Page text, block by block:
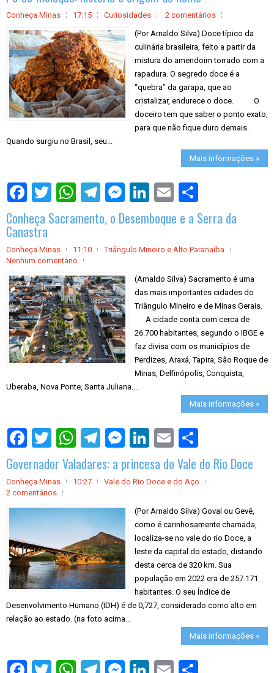
e
Conheça Minas 17:15 Curiosidades
2 comentários
(Por Arnaldo Silva) Doce típico da
culinária brasileira, feito a partir da
mistura do amendoim torrado com a
rapadura. O segredo doce é a
“quebra” da garapa, que ao
cristalizar, endurece o doce. O
doceiro tem que saber o ponto exato,
para que não fique duro demais.
Quando surgiu no Brasil, seu...
Mais informações »
r
e
Conheça Sacramento, o Desemboque e a Serra da
Canastra
Conheça Minas 11:10
Triângulo Mineiro e Alto Paranaíba
Nenhum comentário
(Arnaldo Silva) Sacramento é uma
das mais importantes cidades do
Triângulo Mineiro e de Minas Gerais.
A cidade conta com cerca de
26.700 habitantes, segundo o IBGE e
faz divisa com os municípios de
Perdizes, Araxá, Tapira, São Roque de
Minas, Delfinópolis, Conquista,
Uberaba, Nova Ponte, Santa Juliana....
Mais informações »
r
e
Governador Valadares: a princesa do Vale do Rio Doce
Conheça Minas 10:27
Vale do Rio Doce e do Aço
2 comentários
(Por Arnaldo Silva) Goval ou Gevê,
como é carinhosamente chamada,
localiza-se no vale do rio Doce, a
leste da capital do estado, distando
desta cerca de 320 km. Sua
população em 2022 era de 257.171
habitantes. O seu Índice de
Desenvolvimento Humano (IDH) é de 0,727, considerado como alto em
relação ao estado. (na foto acima...
Mais informações »